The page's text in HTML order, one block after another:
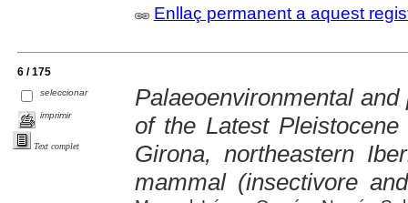
Enllaç permanent a aquest
6 / 175
seleccionar
imprimir
Text complet
Palaeoenvironmental
of the Latest
Girona, northeastern
mammal (insectivore